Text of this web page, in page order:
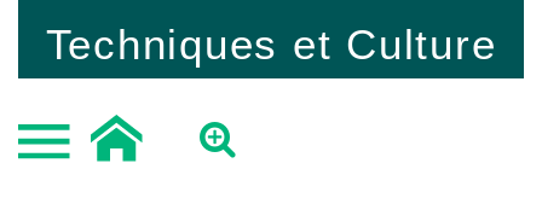
Techniques et Culture